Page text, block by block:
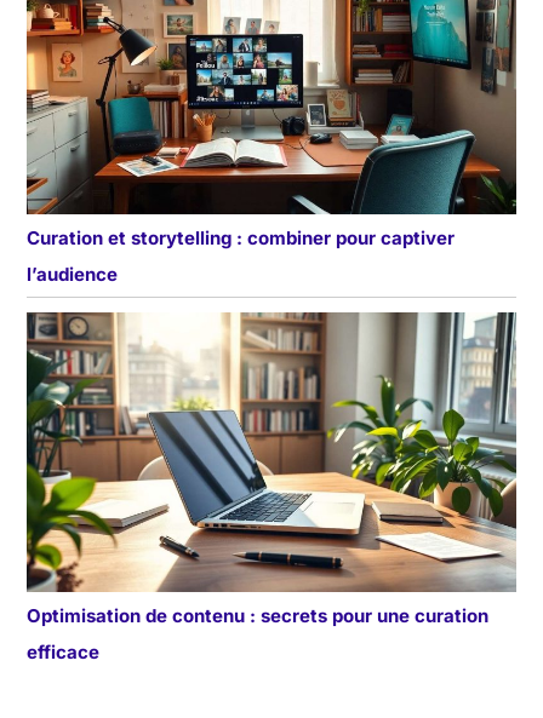
Curation et storytelling : combiner pour captiver
l’audience
Optimisation de contenu : secrets pour une curation
efficace